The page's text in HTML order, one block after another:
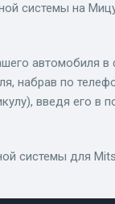
системы на
автомобиля
набрав по
введя его в
системы для